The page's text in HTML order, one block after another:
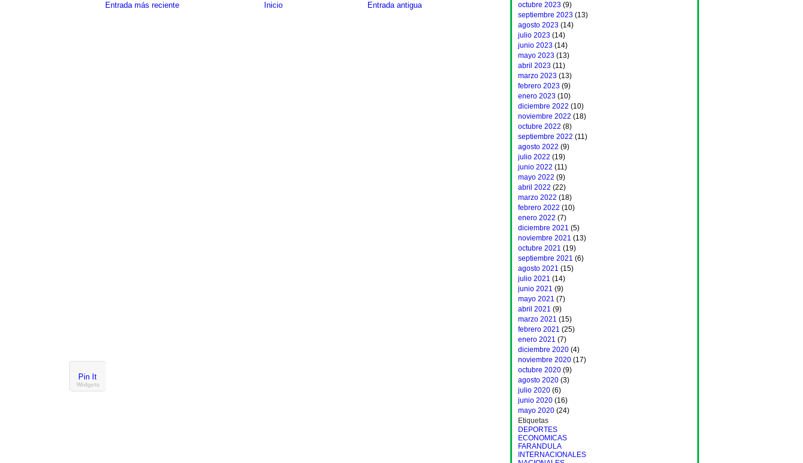
Pin It
Widgets
Entrada más reciente Entrada antigua
Inicio
octubre 2023 (9)
septiembre 2023 (13)
agosto 2023 (14)
julio 2023 (14)
junio 2023 (14)
mayo 2023 (13)
abril 2023 (11)
marzo 2023 (13)
febrero 2023 (9)
enero 2023 (10)
diciembre 2022 (10)
noviembre 2022 (18)
octubre 2022 (8)
septiembre 2022 (11)
agosto 2022 (9)
julio 2022 (19)
junio 2022 (11)
mayo 2022 (9)
abril 2022 (22)
marzo 2022 (18)
febrero 2022 (10)
enero 2022 (7)
diciembre 2021 (5)
noviembre 2021 (13)
octubre 2021 (19)
septiembre 2021 (6)
agosto 2021 (15)
julio 2021 (14)
junio 2021 (9)
mayo 2021 (7)
abril 2021 (9)
marzo 2021 (15)
febrero 2021 (25)
enero 2021 (7)
diciembre 2020 (4)
noviembre 2020 (17)
octubre 2020 (9)
agosto 2020 (3)
julio 2020 (6)
junio 2020 (16)
mayo 2020 (24)
Etiquetas
DEPORTES
ECONOMICAS
FARANDULA
INTERNACIONALES